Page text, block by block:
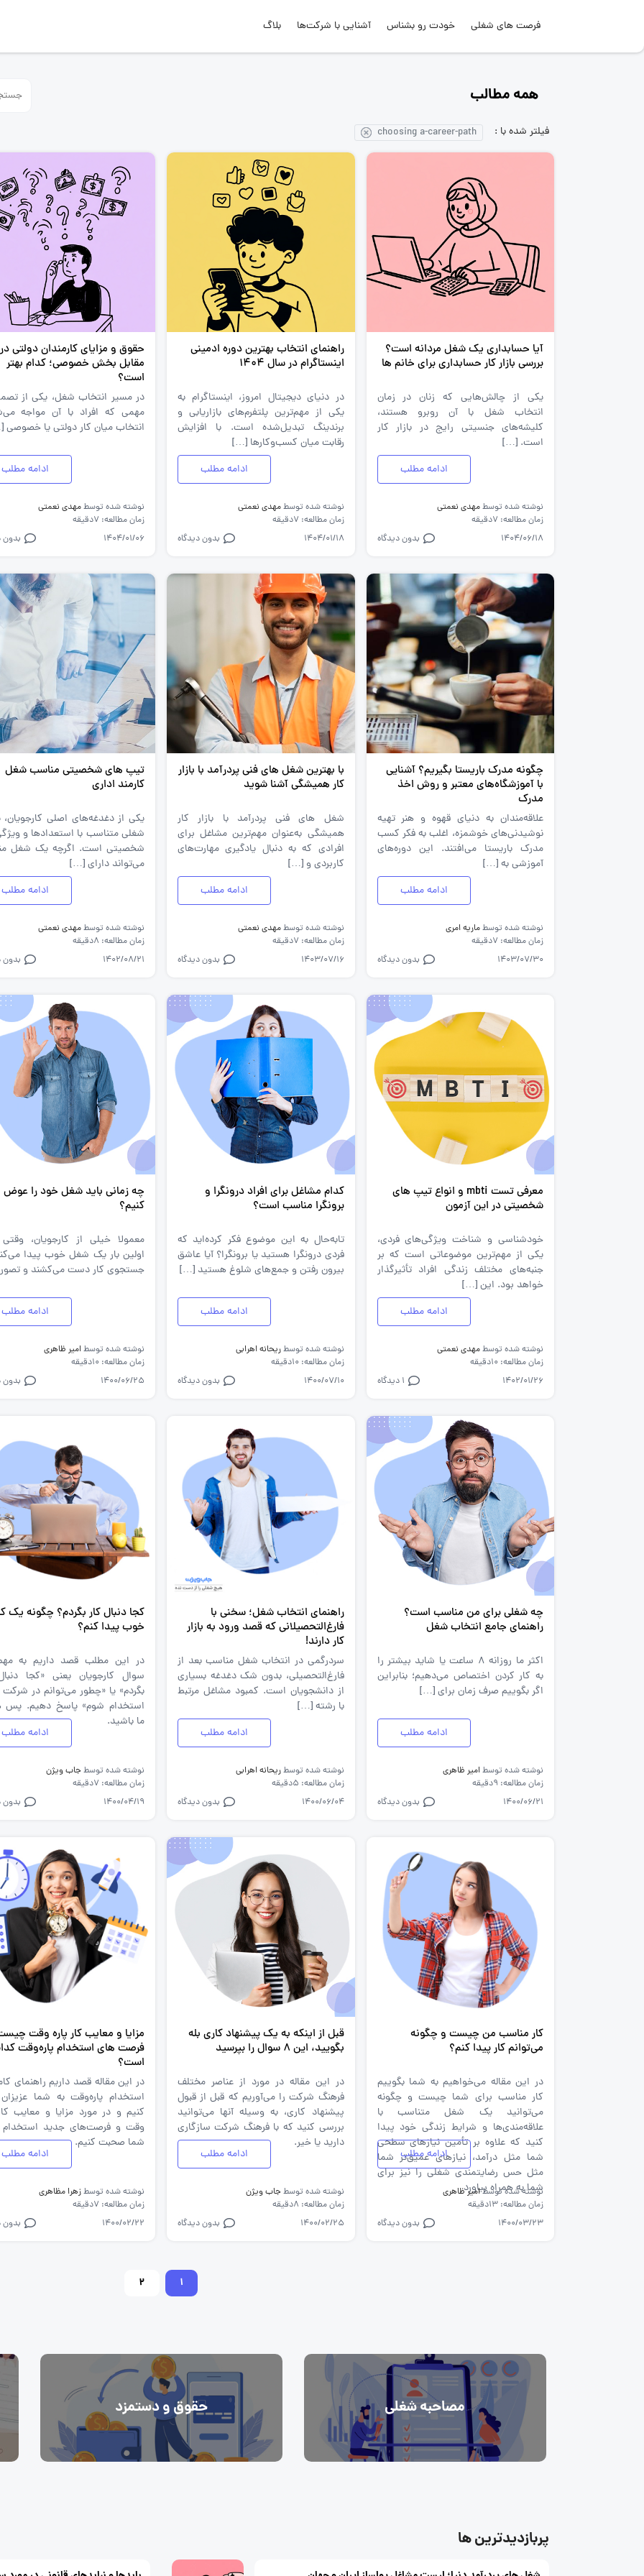
فرصت های شغلی خودت رو بشناس آشنایی با شرکت‌ها بلاگ
همه مطالب
فیلتر شده با : choosing a-career-path
آیا حسابداری یک شغل مردانه است؟
بررسی بازار کار حسابداری برای خانم ها
یکی از چالش‌هایی که زنان در زمان
انتخاب شغل با آن روبرو هستند،
کلیشه‌های جنسیتی رایج در بازار کار
است. […]
ادامه مطلب
نوشته شده توسطمهدی نعمتی
زمان مطالعه: 7دقیقه
1404/06/18
بدون دیدگاه
راهنمای انتخاب بهترین دوره ادمینی
اینستاگرام در سال 1404
در دنیای دیجیتال امروز، اینستاگرام به
یکی از مهم‌ترین پلتفرم‌های بازاریابی و
برندینگ تبدیل‌شده است. با افزایش
رقابت میان کسب‌وکارها […]
ادامه مطلب
نوشته شده توسطمهدی نعمتی
زمان مطالعه: 7دقیقه
1404/01/18
بدون دیدگاه
حقوق و مزایای کارمندان دولتی در
مقابل بخش خصوصی؛ کدام بهتر
است؟
در مسیر انتخاب شغل، یکی از
مهمی که افراد با آن مواجه
انتخاب میان کار دولتی یا
ادامه مطلب
نوشته شده توسطمهدی نعمتی
زمان مطالعه: 7دقیقه
1404/01/06
بدون
چگونه مدرک باریستا بگیریم؟ آشنایی
با آموزشگاه‌های معتبر و روش اخذ
مدرک
علاقه‌مندان به دنیای قهوه و هنر تهیه
نوشیدنی‌های خوشمزه، اغلب به فکر کسب
مدرک باریستا می‌افتند. این دوره‌های
آموزشی به […]
ادامه مطلب
نوشته شده توسطماریه امری
زمان مطالعه: 7دقیقه
1403/07/30
بدون دیدگاه
با بهترین شغل های فنی پردرآمد با بازار
کار همیشگی آشنا شوید
شغل های فنی پردرآمد با بازار کار
همیشگی به‌عنوان مهم‌ترین مشاغل برای
افرادی که به دنبال یادگیری مهارت‌های
کاربردی و […]
ادامه مطلب
نوشته شده توسطمهدی نعمتی
زمان مطالعه: 7دقیقه
1403/07/16
بدون دیدگاه
تیپ های شخصیتی مناسب شغل
کارمند اداری
یکی از دغدغه‌های اصلی کارجویان،
شغلی متناسب با استعدادها و
شخصیتی است. اگرچه یک شغل
می‌تواند دارای […]
ادامه مطلب
نوشته شده توسطمهدی نعمتی
زمان مطالعه: 8دقیقه
1402/08/21
بدون
معرفی تست mbti و انواع تیپ های
شخصیتی در این آزمون
خودشناسی و شناخت ویژگی‌های فردی،
یکی از مهم‌ترین موضوعاتی است که بر
جنبه‌های مختلف زندگی افراد تأثیرگذار
خواهد بود. این […]
ادامه مطلب
نوشته شده توسطمهدی نعمتی
زمان مطالعه: 10دقیقه
1402/01/26
1 دیدگاه
کدام مشاغل برای افراد درونگرا و
برونگرا مناسب است؟
تابه‌حال به این موضوع فکر کرده‌اید که
فردی درونگرا هستید یا برونگرا؟ آیا عاشق
بیرون رفتن و جمع‌های شلوغ هستید […]
ادامه مطلب
نوشته شده توسطریحانه اهرابی
زمان مطالعه: 10دقیقه
1400/07/10
بدون دیدگاه
چه زمانی باید شغل خود را عوض
کنیم؟
معمولا خیلی از کارجویان،
اولین بار یک شغل خوب پیدا
جستجوی کار دست می‌کشند و
ادامه مطلب
نوشته شده توسطامیر ظاهری
زمان مطالعه: 10دقیقه
1400/06/25
بدون
چه شغلی برای من مناسب است؟
راهنمای جامع انتخاب شغل
اکثر ما روزانه ۸ ساعت یا شاید بیشتر را
به کار کردن اختصاص می‌دهیم؛ بنابراین
اگر بگوییم صرف زمان برای […]
ادامه مطلب
نوشته شده توسطامیر ظاهری
زمان مطالعه: 9دقیقه
1400/06/21
بدون دیدگاه
راهنمای انتخاب شغل؛ سخنی با
فارغ‌التحصیلانی که قصد ورود به بازار
کار دارند!
سردرگمی در انتخاب شغل مناسب بعد از
فارغ‌التحصیلی، بدون شک دغدغه بسیاری
از دانشجویان است. کمبود مشاغل مرتبط
با رشته […]
ادامه مطلب
نوشته شده توسطریحانه اهرابی
زمان مطالعه: 5دقیقه
1400/06/04
بدون دیدگاه
کجا دنبال کار بگردم؟ چگونه یک
خوب پیدا کنم؟
در این مطلب قصد داریم به
سوال کارجویان یعنی «کجا
بگردم» یا «چطور می‌توانم در
استخدام شوم» پاسخ دهیم. پس
ما باشید.
ادامه مطلب
نوشته شده توسط جاب ویژن
زمان مطالعه: 7دقیقه
1400/04/19
بدون
کار مناسب من چیست و چگونه
می‌توانم کار پیدا کنم؟
در این مقاله می‌خواهیم به شما بگوییم
کار مناسب برای شما چیست و چگونه
می‌توانید یک شغل متناسب با
علاقه‌مندی‌ها و شرایط زندگی خود پیدا
کنید که علاوه بر تأمین نیازهای سطحی
شما مثل درآمد، نیازهای عمیق‌تر شما
مثل حس رضایتمندی شغلی را نیز برای
شما به همراه بیاورد
ادامه مطلب
نوشته شده توسطامیر ظاهری
زمان مطالعه: 13دقیقه
1400/03/23
بدون دیدگاه
قبل از اینکه به یک پیشنهاد کاری بله
بگویید، این 8 سوال را بپرسید
در این مقاله در مورد از عناصر مختلف
فرهنگ شرکت را می‌آوریم که قبل از قبول
پیشنهاد کاری، به وسیله آنها می‌توانید
بررسی کنید که با فرهنگ شرکت سازگاری
دارید یا خیر.
ادامه مطلب
نوشته شده توسط جاب ویژن
زمان مطالعه: 8دقیقه
1400/02/25
بدون دیدگاه
مزایا و معایب کار پاره وقت
فرصت های استخدام پاره‌وقت
است؟
در این مقاله قصد داریم راهنمای
استخدام پاره‌وقت به شما عزیزان
کنیم و در مورد مزایا و معایب
وقت و فرصت‌های جدید استخدام
شما صحبت کنیم.
ادامه مطلب
نوشته شده توسطزهرا مظاهری
زمان مطالعه: 7دقیقه
1400/02/22
بدون
1
2
مصاحبه شغلی حقوق و دستمزد
پربازدیدترین ها